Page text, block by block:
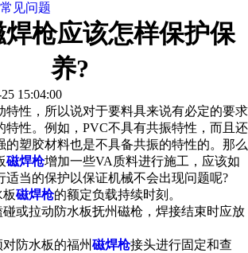
常见问题
焊枪应该怎样保护保
养?
15:04:00
特性，所以说对于要料具来说有必定的要求
特性。例如，PVC不具有共振特性，而且还
的塑胶材料也是不具备共振的特性的。那么
磁焊枪增加一些VA质料进行施工，应该如
适当的保护以保证机械不会出现问题呢?
磁焊枪的额定负载持续时刻。
或拉动防水板抚州磁枪，焊接结束时应放
防水板的福州磁焊枪接头进行固定和查